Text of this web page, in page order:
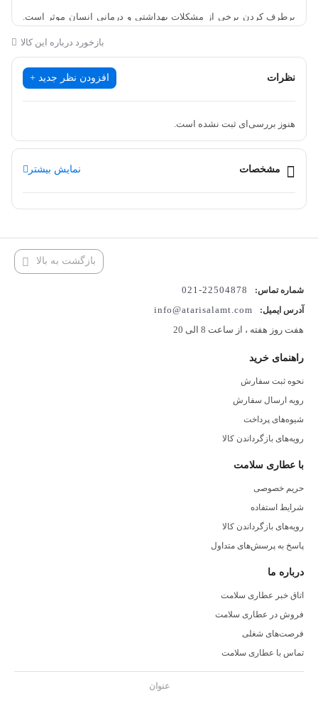
برطرف کردن برخی از مشکلات بهداشتی و درمانی انسان موثر است.
برخی از خواص زیره سیاه شامل مدر بودن، از بین بردن باد، تقویت کننده
pH بدن، کاهش تشنج، قابض، تسکین دهنده عوارض بیماری های پوستی،
اسپرم می‌باشد. عرق زیره سیاه به دلیل خواص درمانی و بهداشتی خود،
جهان استفاده می شود. این گیاه معمولا به صورت پودر یا عصاره مورد
بازخورد درباره این کالا
نظرات افزودن نظر جدید +
هنوز بررسی‌ای ثبت نشده است.
مشخصات نمایش بیشتر
بازگشت به بالا
شماره تماس: 22504878-021
آدرس ایمیل:
info@atarisalamt.com
هفت روز هفته ، از ساعت 8 الی 20
راهنمای خرید
نحوه ثبت سفارش
رویه ارسال سفارش
شیوه‌های پرداخت
رویه‌های بازگرداندن کالا
با عطاری سلامت
حریم خصوصی
شرایط استفاده
رویه‌های بازگرداندن کالا
پاسخ به پرسش‌های متداول
درباره ما
اتاق خبر عطاری سلامت
فروش در عطاری سلامت
فرصت‌های شغلی
تماس با عطاری سلامت
عنوان